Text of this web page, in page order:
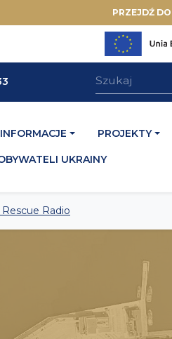
PRZEJDŹ
INFORMACJE PROJEKTY
UKRAINY
Rescue Radio